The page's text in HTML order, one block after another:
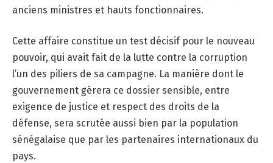
anciens ministres et hauts fonctionnaires.
Cette affaire constitue un test décisif pour le nouveau
pouvoir, qui avait fait de la lutte contre la corruption
l’un des piliers de sa campagne. La manière dont le
gouvernement gérera ce dossier sensible, entre
exigence de justice et respect des droits de la
défense, sera scrutée aussi bien par la population
sénégalaise que par les partenaires internationaux du
pays.